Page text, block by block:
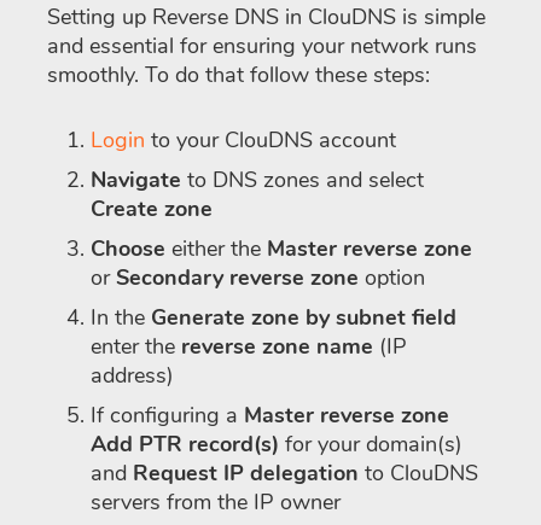
Setting up Reverse DNS in ClouDNS is simple
and essential for ensuring your network runs
smoothly. To do that follow these steps:
Login to your ClouDNS account
Navigate to DNS zones and select
Create zone
Choose either the Master reverse zone
orSecondary reverse zone option
In the Generate zone by subnet field
enter the reverse zone name (IP
address)
If configuring a Master reverse zone
Add PTR record(s) for your domain(s)
and Request IP delegation to ClouDNS
servers from the IP owner